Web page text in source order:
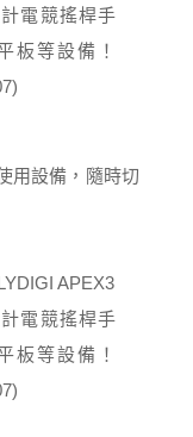
用設備，隨時切